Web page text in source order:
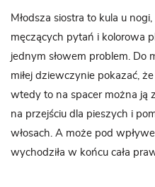
Młodsza siostra to kula u
męczących pytań i kolorowa
jednym słowem problem. Do
miłej dziewczynie pokazać,
wtedy to na spacer można ją
na przejściu dla pieszych i
włosach. A może pod
wychodziła w końcu cała